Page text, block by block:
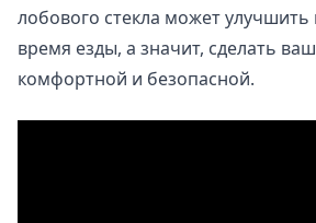
лобового стекла может
время езды, а значит, сделать
комфортной и безопасной.